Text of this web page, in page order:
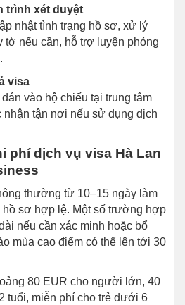
trình xét duyệt
nhật tình trạng hồ sơ, xử lý
tờ nếu cần, hỗ trợ luyện phỏng
visa
vào hộ chiếu tại trung tâm
nhận tận nơi nếu sử dụng dịch
phí dịch vụ visa Hà Lan
thường từ 10–15 ngày làm
hồ sơ hợp lệ. Một số trường hợp
nếu cần xác minh hoặc bổ
mùa cao điểm có thể lên tới 30
80 EUR cho người lớn, 40
tuổi, miễn phí cho trẻ dưới 6